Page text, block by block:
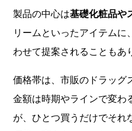
製品の中心は基礎化粧品や
リームといったアイテムに
わせて提案されることもあ
価格帯は、市販のドラッグ
金額は時期やラインで変わ
が、ひとつ買うだけでそれ